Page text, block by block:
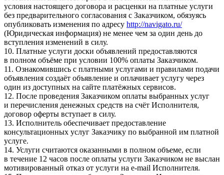
условия настоящего договора и расценки на платные услуги
без предварительного согласования с Заказчиком, обязуясь
опубликовать изменения по адресу http://navigato.ru/
(Юридическая информация) не менее чем за один день до
вступления изменений в силу.
10. Платные услуги доски объявлений предоставляются
в полном объёме при условии 100% оплаты Заказчиком.
11. Ознакомившись с платными услугами и правилами подачи
объявления создаёт объявление и оплачивает услугу через
один из доступных на сайте платёжных сервисов.
12. После проведения Заказчиком оплаты выбранных услуг
и перечисления денежных средств на счёт Исполнителя,
договор оферты вступает в силу.
13. Исполнитель обеспечивает предоставление
консультационных услуг Заказчику по выбранной им платной
услуге.
14. Услуги считаются оказанными в полном объеме, если
в течение 12 часов после оплаты услуги Заказчиком не выслан
мотивированный отказ от услуги на e-mail Исполнителя.